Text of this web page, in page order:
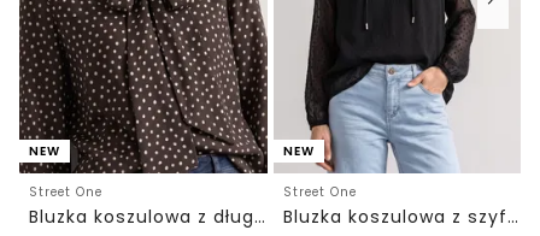
NEW
Street One
Bluzka koszulowa z długim rękawem i kokardką
NEW
Street One
Bluzka koszulowa z szyfonu z dekoltem typu split neck